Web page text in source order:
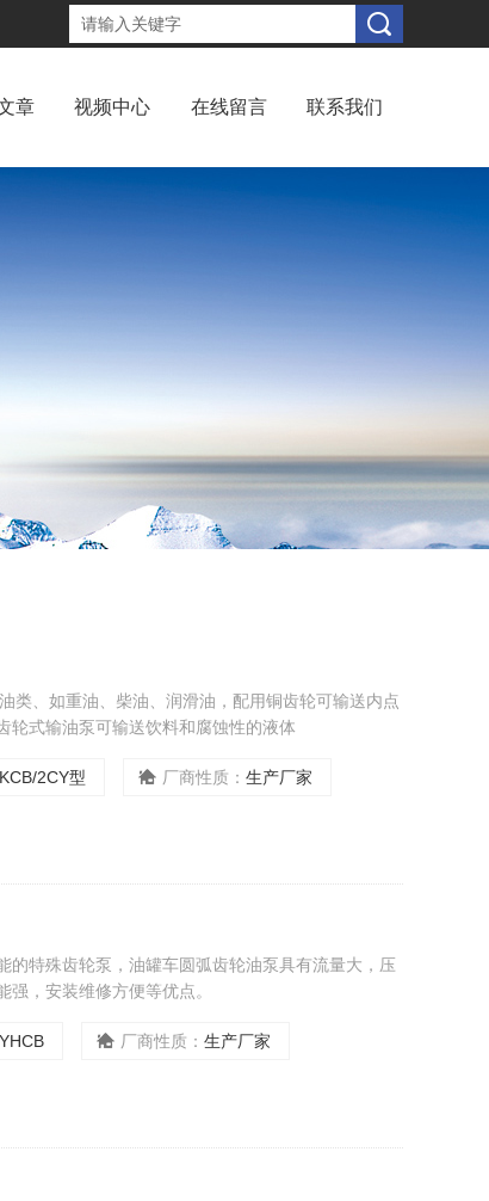
章 视频中心 在线留言 联系我们
类、如重油、柴油、润滑油，配用铜齿轮可输送内点
轮式输油泵可输送饮料和腐蚀性的液体
KCB/2CY型 厂商性质： 生产厂家
的特殊齿轮泵，油罐车圆弧齿轮油泵具有流量大，压
，安装维修方便等优点。
YHCB 厂商性质： 生产厂家